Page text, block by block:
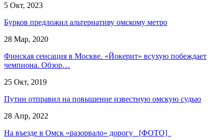
5 Окт, 2023
Бурков предложил альтернативу омскому метро
28 Мар, 2020
Финская сенсация в Москве. «Йокерит» всухую побеждает
чемпиона. Обзор…
25 Окт, 2019
Путин отправил на повышение известную омскую судью
28 Апр, 2022
На въезде в Омск «разорвало» дорогу [ФОТО]